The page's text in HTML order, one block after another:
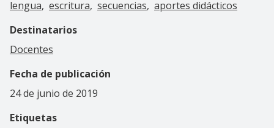
lengua escritura secuencias aportes didácticos
Destinatarios
Docentes
Fecha de publicación
24 de junio de 2019
Etiquetas